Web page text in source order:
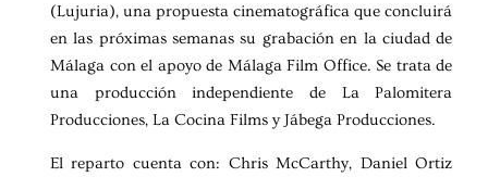
(Lujuria), una propuesta cinematográfica que concluirá
en las próximas semanas su grabación en la ciudad de
Málaga con el apoyo de Málaga Film Office. Se trata de
una producción independiente de La Palomitera
Producciones, La Cocina Films y Jábega Producciones.
El reparto cuenta con: Chris McCarthy, Daniel Ortiz